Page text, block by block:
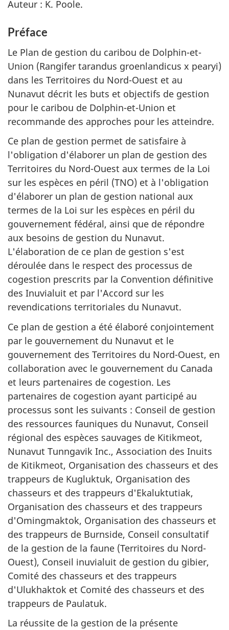
Auteur : K. Poole.
Préface
Le Plan de gestion du caribou de Dolphin-et-
Union (Rangifer tarandus groenlandicus x pearyi)
dans les Territoires du Nord-Ouest et au
Nunavut décrit les buts et objectifs de gestion
pour le caribou de Dolphin-et-Union et
recommande des approches pour les atteindre.
Ce plan de gestion permet de satisfaire à
l'obligation d'élaborer un plan de gestion des
Territoires du Nord-Ouest aux termes de la Loi
sur les espèces en péril (TNO) et à l'obligation
d'élaborer un plan de gestion national aux
termes de la Loi sur les espèces en péril du
gouvernement fédéral, ainsi que de répondre
aux besoins de gestion du Nunavut.
L'élaboration de ce plan de gestion s'est
déroulée dans le respect des processus de
cogestion prescrits par la Convention définitive
des Inuvialuit et par l'Accord sur les
revendications territoriales du Nunavut.
Ce plan de gestion a été élaboré conjointement
par le gouvernement du Nunavut et le
gouvernement des Territoires du Nord-Ouest, en
collaboration avec le gouvernement du Canada
et leurs partenaires de cogestion. Les
partenaires de cogestion ayant participé au
processus sont les suivants : Conseil de gestion
des ressources fauniques du Nunavut, Conseil
régional des espèces sauvages de Kitikmeot,
Nunavut Tunngavik Inc., Association des Inuits
de Kitikmeot, Organisation des chasseurs et des
trappeurs de Kugluktuk, Organisation des
chasseurs et des trappeurs d'Ekaluktutiak,
Organisation des chasseurs et des trappeurs
d'Omingmaktok, Organisation des chasseurs et
des trappeurs de Burnside, Conseil consultatif
de la gestion de la faune (Territoires du Nord-
Ouest), Conseil inuvialuit de gestion du gibier,
Comité des chasseurs et des trappeurs
d'Ulukhaktok et Comité des chasseurs et des
trappeurs de Paulatuk.
La réussite de la gestion de la présente